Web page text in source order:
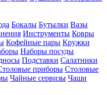
Бокалы Бутылки Вазы
Инструменты Ковры
Кофейные пары Кружки
Наборы посуды
Подставки Салатники
приборы Столовые
Чайные сервизы Чаши